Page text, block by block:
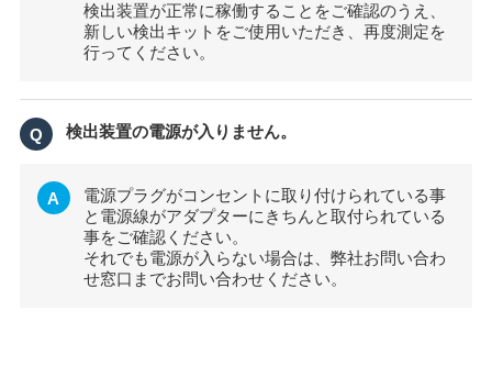
検出装置が正常に稼働することをご確認のうえ、
新しい検出キットをご使用いただき、再度測定を
行ってください。
Q 検出装置の電源が入りません。
A
電源プラグがコンセントに取り付けられている事
と電源線がアダプターにきちんと取付られている
事をご確認ください。
それでも電源が入らない場合は、弊社お問い合わ
せ窓口までお問い合わせください。